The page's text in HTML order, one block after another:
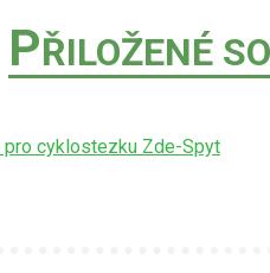
PŘILOŽENÉ
pro cyklostezku Zde-Spyt